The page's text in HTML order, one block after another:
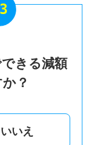
きる減額
？
いいえ